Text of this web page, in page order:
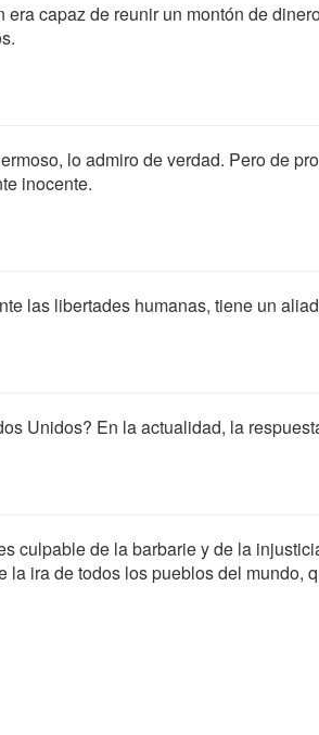
capaz de reunir un montón de
lo admiro de verdad. Pero de
inocente.
las libertades humanas, tiene un
Unidos? En la actualidad, la
culpable de la barbarie y de la
la ira de todos los pueblos del mundo,